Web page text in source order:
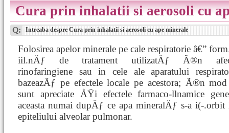
Cura prin inhalatii si aerosoli cu
Q: Intreaba despre Cura prin inhalatii si aerosoli cu ape minerale
Folosirea apelor minerale pe cale respiratorie â€”
iil.nÄƒ de tratament utilizatÄƒ Ã®n
rinofaringiene sau in cele ale aparatului
bazeazÄƒ pe efectele locale pe acestora; Ã®n mod
sunt apreciate ÅŸi efectele farmaco-llnamice
aceasta numai dupÄƒ ce apa mineralÄƒ s-a i(-
epiteliului alveolar pulmonar.